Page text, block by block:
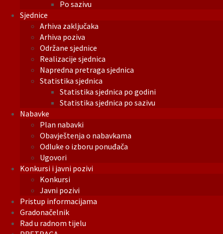
Po sazivu
Sjednice
Arhiva zaključaka
Arhiva poziva
Održane sjednice
Realizacije sjednica
Napredna pretraga sjednica
Statistika sjednica
Statistika sjednica po godini
Statistika sjednica po sazivu
Nabavke
Plan nabavki
Obavještenja o nabavkama
Odluke o izboru ponuđača
Ugovori
Konkursi i javni pozivi
Konkursi
Javni pozivi
Pristup informacijama
Gradonačelnik
Rad u radnom tijelu